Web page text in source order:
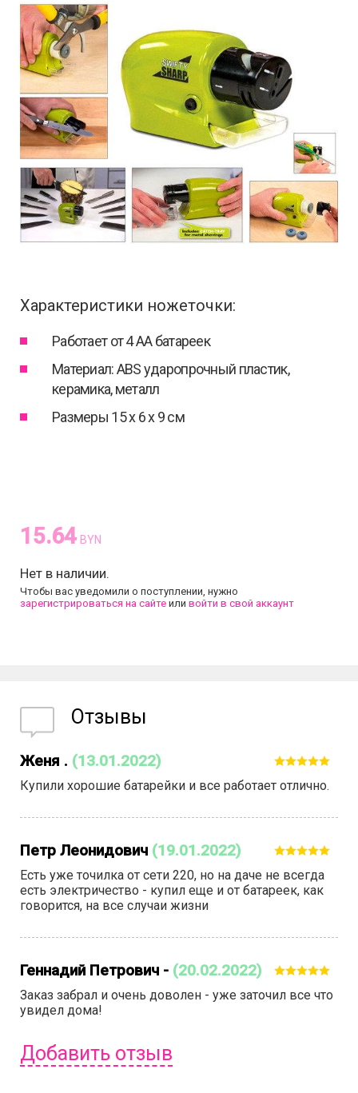
Характеристики ножеточки:
Работает от 4 AA батареек
Материал: ABS ударопрочный пластик,
керамика, металл
Размеры 15 x 6 x 9 см
15.64 BYN
Нет в наличии.
Чтобы вас уведомили о поступлении, нужно
зарегистрироваться на сайте или войти в свой аккаунт
Отзывы
Женя . (13.01.2022)
Купили хорошие батарейки и все работает отлично.
Петр Леонидович (19.01.2022)
Есть уже точилка от сети 220, но на даче не всегда
есть электричество - купил еще и от батареек, как
говорится, на все случаи жизни
Геннадий Петрович - (20.02.2022)
Заказ забрал и очень доволен - уже заточил все что
увидел дома!
Добавить отзыв